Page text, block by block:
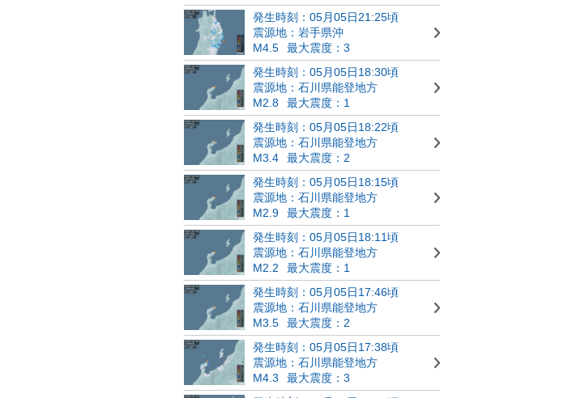
発生時刻：05月05日21:25頃
震源地：岩手県沖
M4.5
最大震度：3
発生時刻：05月05日18:30頃
震源地：石川県能登地方
M2.8
最大震度：1
発生時刻：05月05日18:22頃
震源地：石川県能登地方
M3.4
最大震度：2
発生時刻：05月05日18:15頃
震源地：石川県能登地方
M2.9
最大震度：1
発生時刻：05月05日18:11頃
震源地：石川県能登地方
M2.2
最大震度：1
発生時刻：05月05日17:46頃
震源地：石川県能登地方
M3.5
最大震度：2
発生時刻：05月05日17:38頃
震源地：石川県能登地方
M4.3
最大震度：3